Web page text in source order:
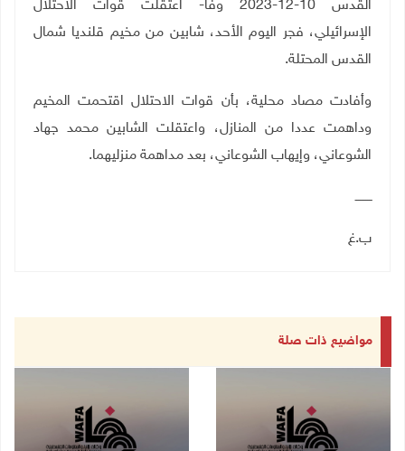
القدس 10-12-2023 وفا- اعتقلت قوات الاحتلال
الإسرائيلي، فجر اليوم الأحد، شابين من مخيم قلنديا شمال
القدس المحتلة.
وأفادت مصاد محلية، بأن قوات الاحتلال اقتحمت المخيم
وداهمت عددا من المنازل، واعتقلت الشابين محمد جهاد
الشوعاني، وإيهاب الشوعاني، بعد مداهمة منزليهما.
ـــــــــ
ب.غ
مواضيع ذات صلة